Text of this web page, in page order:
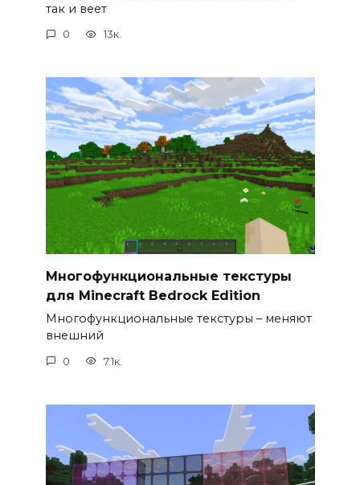
так и веет
0 13к.
Многофункциональные текстуры
для Minecraft Bedrock Edition
Многофункциональные текстуры – меняют
внешний
0 7.1к.